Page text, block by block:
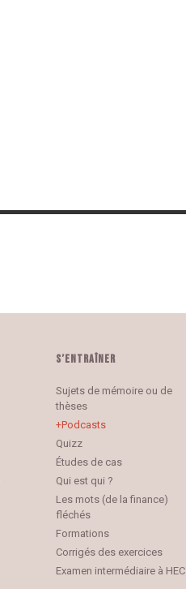
S’ENTRAÎNER
Sujets de mémoire ou de
thèses
Podcasts
Quizz
Études de cas
Qui est qui ?
Les mots (de la finance)
fléchés
Formations
Corrigés des exercices
Examen intermédiaire à HEC